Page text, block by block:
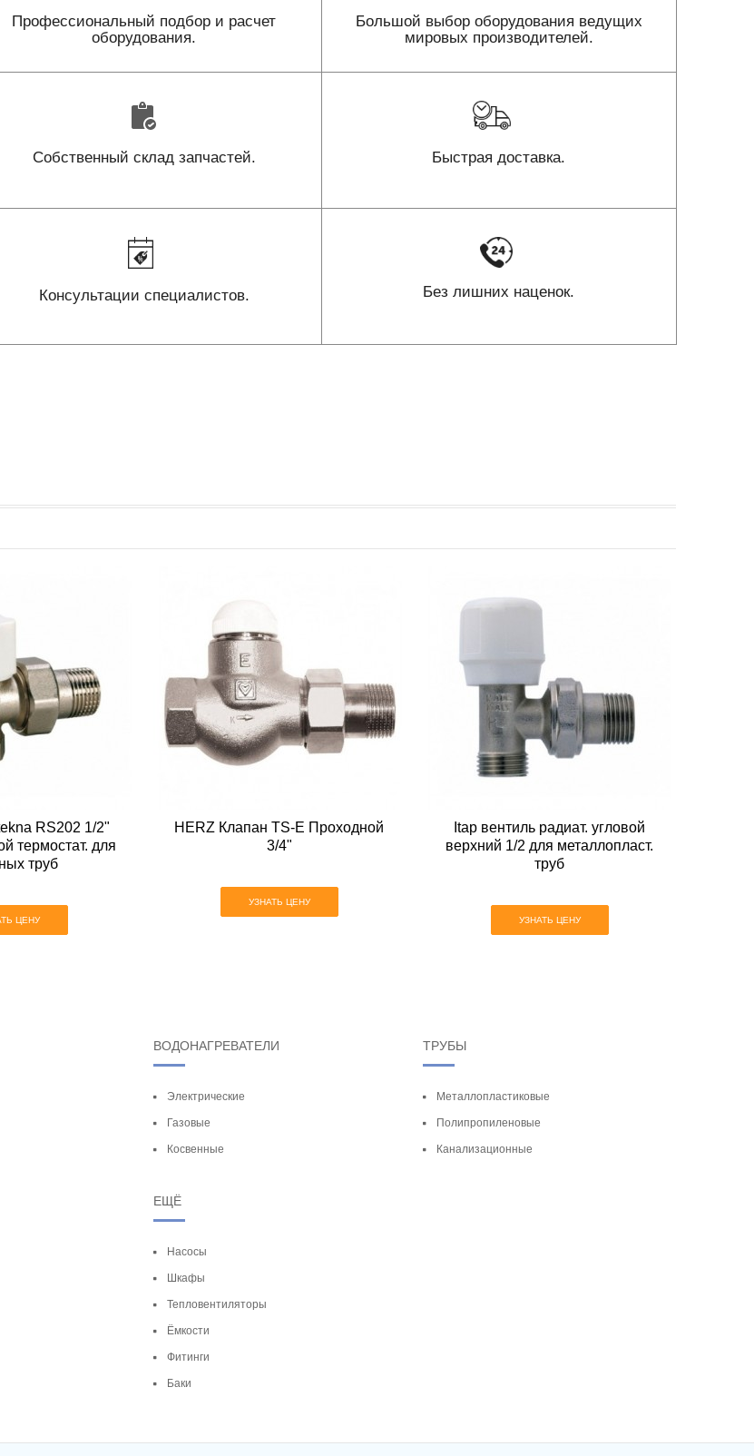
Профессиональный подбор и расчет
оборудования.
Большой выбор оборудования ведущих
мировых производителей.
Собственный склад запчастей. Быстрая доставка.
Консультации специалистов. Без лишних наценок.
RS202 1/2"
термостат. для
труб
ЦЕНУ
HERZ Клапан TS-E Проходной
3/4"
УЗНАТЬ ЦЕНУ
Itap вентиль радиат. угловой
верхний 1/2 для металлопласт.
труб
УЗНАТЬ ЦЕНУ
ВОДОНАГРЕВАТЕЛИ
Электрические
Газовые
Косвенные
ТРУБЫ
Металлопластиковые
Полипропиленовые
Канализационные
ЕЩЁ
Насосы
Шкафы
Тепловентиляторы
Ёмкости
Фитинги
Баки